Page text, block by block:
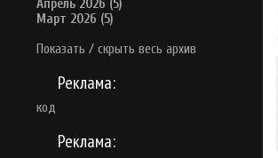
Апрель 2026 (5)
Март 2026 (5)
Показать / скрыть весь архив
Реклама:
код
Реклама: